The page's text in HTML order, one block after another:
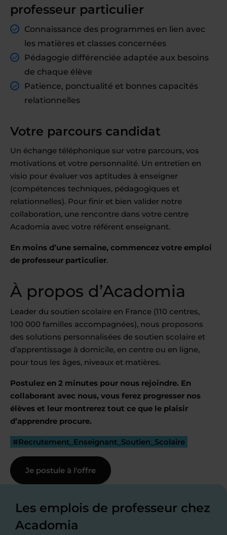
professeur particulier
Connaissance des programmes en lien avec
les matières et classes concernées
Pédagogie différenciée adaptée aux besoins
de chaque élève
Patience, ponctualité et bonnes capacités
relationnelles
Votre parcours candidat
Un échange téléphonique sur votre parcours, vos
motivations et votre personnalité. Un entretien en
visio pour évaluer vos aptitudes à enseigner
(compétences techniques, pédagogiques et
relationnelles). Pour finir et bien valider notre
collaboration, une rencontre dans votre centre
Acadomia avec votre référent enseignant.
En moins d’une semaine, commencez votre emploi
de professeur particulier.
À propos d’Acadomia
Leader du soutien scolaire en France (110 centres,
100 000 familles accompagnées), nous proposons
des solutions personnalisées de soutien scolaire et
d’apprentissage à domicile, en centre ou en ligne,
pour tous les âges, niveaux et matières.
Postulez en 2 minutes pour nous rejoindre. En
collaborant avec nous, vous ferez progresser nos
élèves et leur montrerez tout ce que le plaisir
d’apprendre procure.
#Recrutement_Enseignant_Soutien_Scolaire
Je postule à l'offre
Les emplois de professeur chez
Acadomia